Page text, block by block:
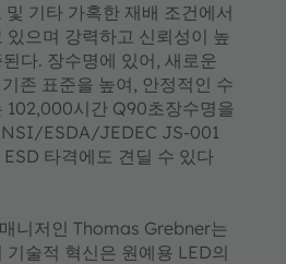
기타 가혹한 재배 조건에서
있으며 강력하고 신뢰성이 높
다. 장수명에 있어, 새로운
존 표준을 높여, 안정적인 수
102,000시간 Q90초장수명을
ESDA/JEDEC JS-001
타격에도 견딜 수 있다
니저인 Thomas Grebner는
기술적 혁신은 원예용 LED의